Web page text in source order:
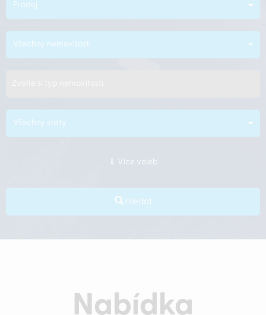
Prodej
Všechny nemovitosti
Všechny státy
Více voleb
Hledat
Nabídka